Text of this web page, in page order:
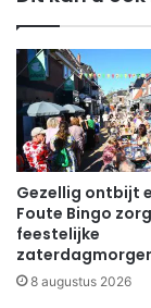
Gezellig ontbijt
Foute Bingo
feestelijke
8 augustus 2026